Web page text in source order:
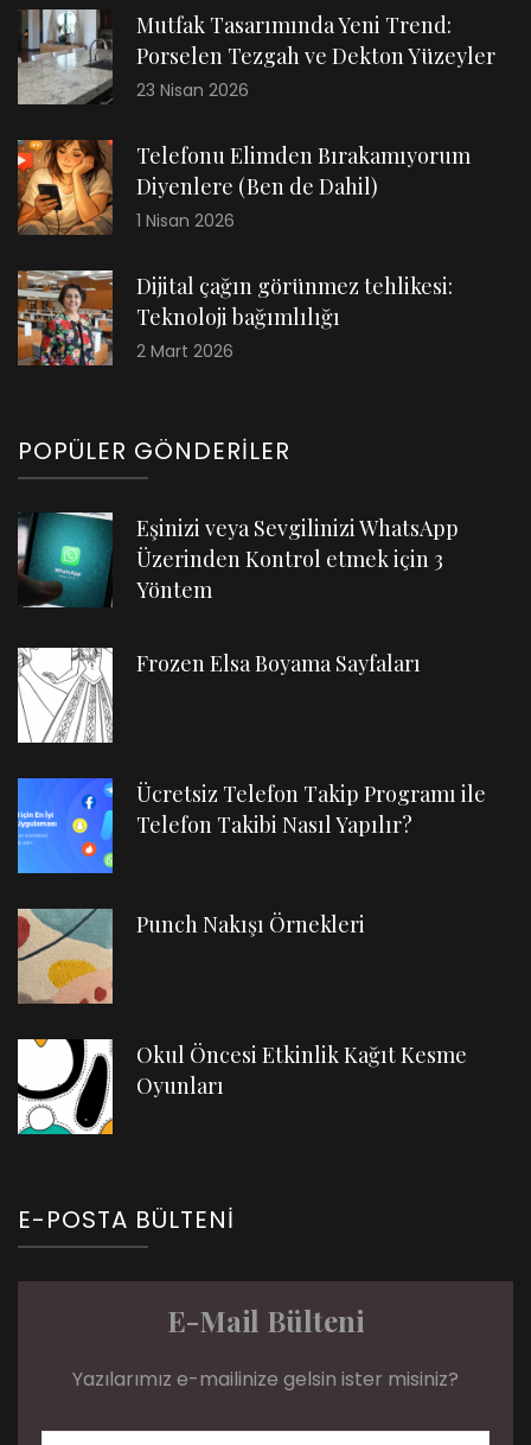
Mutfak Tasarımında Yeni Trend:
Porselen Tezgah ve Dekton Yüzeyler
23 Nisan 2026
Telefonu Elimden Bırakamıyorum
Diyenlere (Ben de Dahil)
1 Nisan 2026
Dijital çağın görünmez tehlikesi:
Teknoloji bağımlılığı
2 Mart 2026
POPÜLER GÖNDERILER
Eşinizi veya Sevgilinizi WhatsApp
Üzerinden Kontrol etmek için 3
Yöntem
Frozen Elsa Boyama Sayfaları
Ücretsiz Telefon Takip Programı ile
Telefon Takibi Nasıl Yapılır?
Punch Nakışı Örnekleri
Okul Öncesi Etkinlik Kağıt Kesme
Oyunları
E-POSTA BÜLTENI
E-Mail Bülteni
Yazılarımız e-mailinize gelsin ister misiniz?